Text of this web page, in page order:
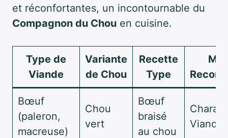
et réconfortantes, un incontournable du
Compagnon du Chou en cuisine.
Type de
Viande
Variante
de Chou
Recette
Type
Bœuf
(paleron,
macreuse)
Chou
vert
Bœuf
braisé
au chou
Charal,
Viande